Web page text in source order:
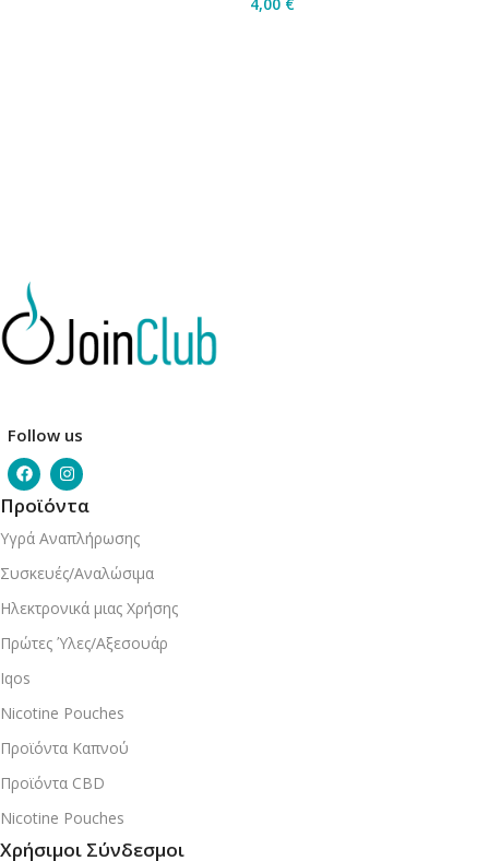
4,00 €
Follow us
Προϊόντα
Υγρά Αναπλήρωσης
Συσκευές/Αναλώσιμα
Ηλεκτρονικά μιας Χρήσης
Πρώτες Ύλες/Αξεσουάρ
Iqos
Nicotine Pouches
Προϊόντα Καπνού
Προϊόντα CBD
Nicotine Pouches
Χρήσιμοι Σύνδεσμοι